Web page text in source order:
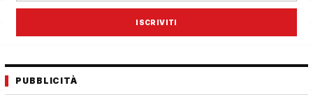
ISCRIVITI
PUBBLICITÀ